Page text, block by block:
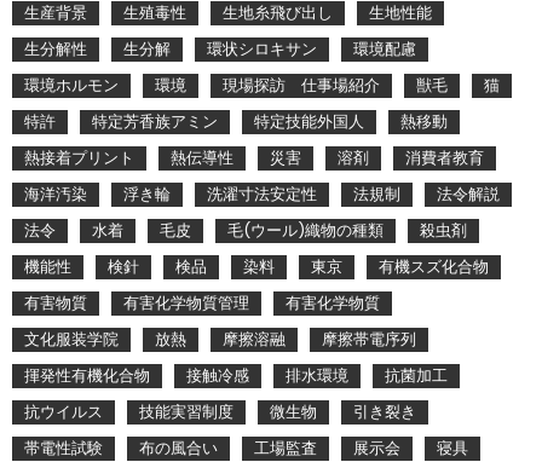
生産背景
生殖毒性 生地糸飛び出し
生地性能
生分解性
生分解 環状シロキサン
環境配慮
環境ホルモン
環境 現場探訪 仕事場紹介 獣毛
猫
特許
特定芳香族アミン 特定技能外国人
熱移動
熱接着プリント
熱伝導性 災害 溶剤
消費者教育
海洋汚染
浮き輪 洗濯寸法安定性 法規制
法令解説
法令
水着 毛皮 毛(ウール)織物の種類
殺虫剤
機能性
検針 検品 染料 東京
有機スズ化合物
有害物質
有害化学物質管理
有害化学物質
文化服装学院
放熱 摩擦溶融
摩擦帯電序列
揮発性有機化合物
接触冷感 排水環境
抗菌加工
抗ウイルス
技能実習制度 微生物
引き裂き
帯電性試験
布の風合い 工場監査 展示会
寝具